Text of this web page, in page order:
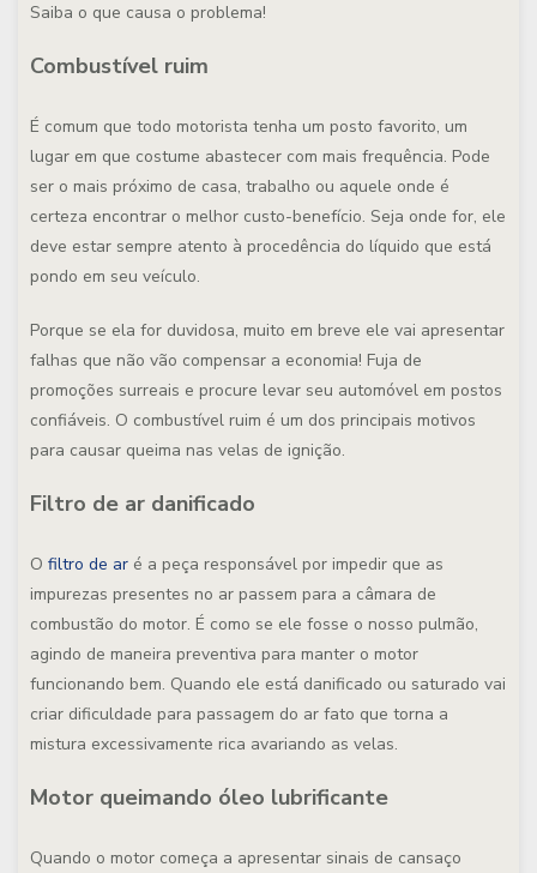
Saiba o que causa o problema!
Combustível ruim
É comum que todo motorista tenha um posto favorito, um
lugar em que costume abastecer com mais frequência. Pode
ser o mais próximo de casa, trabalho ou aquele onde é
certeza encontrar o melhor custo-benefício. Seja onde for, ele
deve estar sempre atento à procedência do líquido que está
pondo em seu veículo.
Porque se ela for duvidosa, muito em breve ele vai apresentar
falhas que não vão compensar a economia! Fuja de
promoções surreais e procure levar seu automóvel em postos
confiáveis. O combustível ruim é um dos principais motivos
para causar queima nas velas de ignição.
Filtro de ar danificado
O filtro de ar é a peça responsável por impedir que as
impurezas presentes no ar passem para a câmara de
combustão do motor. É como se ele fosse o nosso pulmão,
agindo de maneira preventiva para manter o motor
funcionando bem. Quando ele está danificado ou saturado vai
criar dificuldade para passagem do ar fato que torna a
mistura excessivamente rica avariando as velas.
Motor queimando óleo lubrificante
Quando o motor começa a apresentar sinais de cansaço